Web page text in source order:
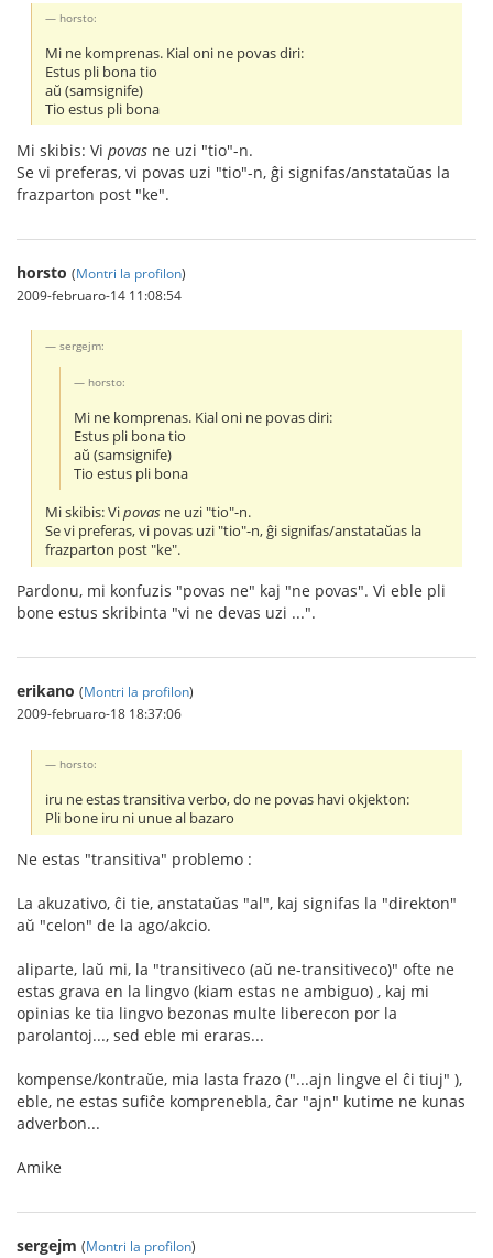
horsto:
Mi ne komprenas. Kial oni ne povas diri:
Estus pli bona tio
aŭ (samsignife)
Tio estus pli bona
Mi skibis: Vi povas ne uzi "tio"-n.
Se vi preferas, vi povas uzi "tio"-n, ĝi signifas/anstataŭas la
frazparton post "ke".
horsto (Montri la profilon)
2009-februaro-14 11:08:54
sergejm:
horsto:
Mi ne komprenas. Kial oni ne povas diri:
Estus pli bona tio
aŭ (samsignife)
Tio estus pli bona
Mi skibis: Vipovas ne uzi "tio"-n.
Se vi preferas, vi povas uzi "tio"-n, ĝi signifas/anstataŭas la
frazparton post "ke".
Pardonu, mi konfuzis "povas ne" kaj "ne povas". Vi eble pli
bone estus skribinta "vi ne devas uzi ...".
erikano (Montri la profilon)
2009-februaro-18 18:37:06
horsto:
iru ne estas transitiva verbo, do ne povas havi okjekton:
Pli bone iru ni unue al bazaro
Ne estas "transitiva" problemo :
La akuzativo, ĉi tie, anstataŭas "al", kaj signifas la "direkton"
aŭ "celon" de la ago/akcio.
aliparte, laŭ mi, la "transitiveco (aŭ ne-transitiveco)" ofte ne
estas grava en la lingvo (kiam estas ne ambiguo) , kaj mi
opinias ke tia lingvo bezonas multe liberecon por la
parolantoj..., sed eble mi eraras...
kompense/kontraŭe, mia lasta frazo ("...ajn lingve el ĉi tiuj" ),
eble, ne estas sufiĉe komprenebla, ĉar "ajn" kutime ne kunas
adverbon...
Amike
sergejm (Montri la profilon)